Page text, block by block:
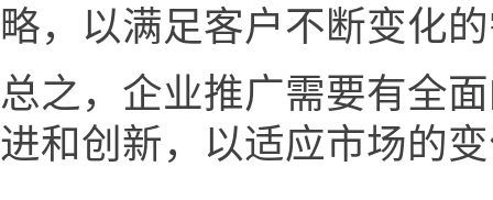
略，以满足客户不断变化
总之，企业推广需要有全
进和创新，以适应市场的